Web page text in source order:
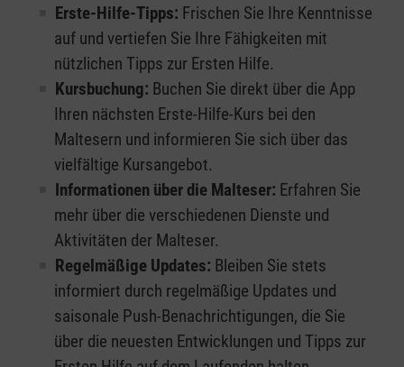
Erste-Hilfe-Tipps: Frischen Sie Ihre Kenntnisse
auf und vertiefen Sie Ihre Fähigkeiten mit
nützlichen Tipps zur Ersten Hilfe.
Kursbuchung: Buchen Sie direkt über die App
Ihren nächsten Erste-Hilfe-Kurs bei den
Maltesern und informieren Sie sich über das
vielfältige Kursangebot.
Informationen über die Malteser: Erfahren Sie
mehr über die verschiedenen Dienste und
Aktivitäten der Malteser.
Regelmäßige Updates: Bleiben Sie stets
informiert durch regelmäßige Updates und
saisonale Push-Benachrichtigungen, die Sie
über die neuesten Entwicklungen und Tipps zur